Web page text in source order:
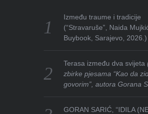
Između traume i tradicije
(“Stravaruše”, Naida
Buybook, Sarajevo, 2026.)
Terasa između dva svijeta
zbirke pjesama “Kao da
govorim”, autora Gorana
GORAN SARIĆ, “IDILA